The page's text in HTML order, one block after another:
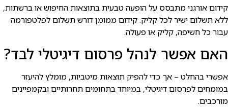
קידום אורגני מתבסס על הופעה טבעית בתוצאות החיפוש או ברשתות,
ללא תשלום ישיר לכל קליק. קידום ממומן דורש תשלום לפלטפורמה
עבור כל חשיפה, קליק או פעולה.
האם אפשר לנהל פרסום דיגיטלי לבד?
אפשרי בהחלט – אך כדי להפיק תוצאות מיטביות, מומלץ להיעזר
במומחים לפרסום דיגיטלי, במיוחד בתחומים תחרותיים ובקמפיינים
מורכבים.